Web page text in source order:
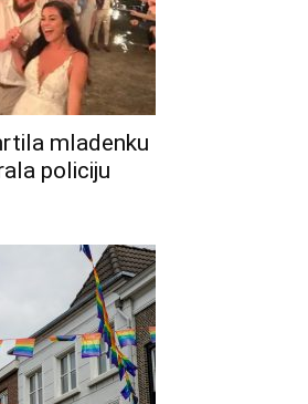
mladenku
policiju